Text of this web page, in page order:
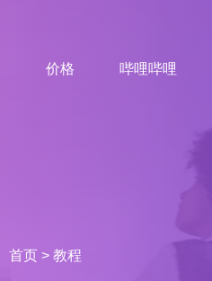
价格 哔哩哔哩
首页> 教程